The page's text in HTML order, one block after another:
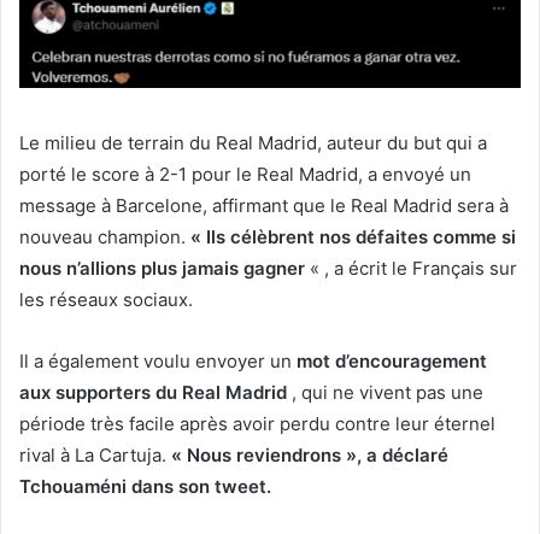
Le milieu de terrain du Real Madrid, auteur du but qui a
porté le score à 2-1 pour le Real Madrid, a envoyé un
message à Barcelone, affirmant que le Real Madrid sera à
nouveau champion. « Ils célèbrent nos défaites comme si
nous n’allions plus jamais gagner « , a écrit le Français sur
les réseaux sociaux.
Il a également voulu envoyer un mot d’encouragement
aux supporters du Real Madrid , qui ne vivent pas une
période très facile après avoir perdu contre leur éternel
rival à La Cartuja. « Nous reviendrons », a déclaré
Tchouaméni dans son tweet.